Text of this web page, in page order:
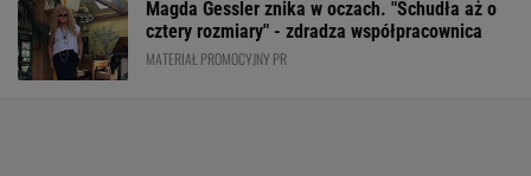
Magda Gessler znika w oczach. "Schudła aż o
cztery rozmiary" - zdradza współpracownica
MATERIAŁ PROMOCYJNY PR